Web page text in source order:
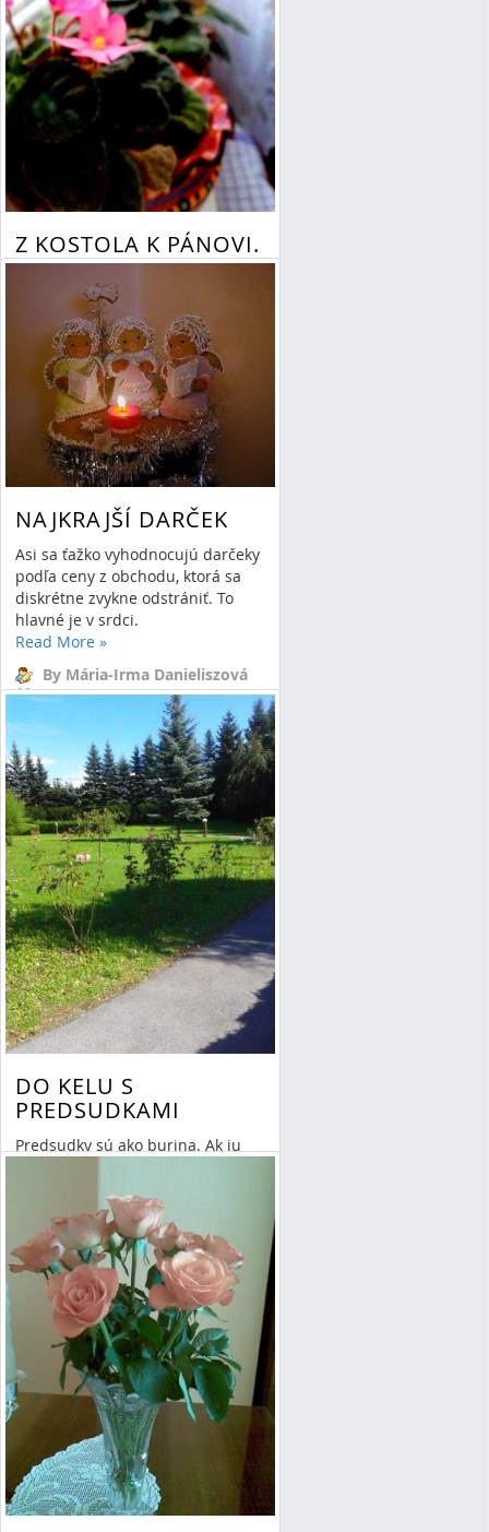
By Mária-Irma Danieliszová
04/01/16 13:19 3 Comments
deti
rodičia
sviatky
osamelosť
príkaz či
potreba
Z KOSTOLA K PÁNOVI.
Rada píšem na svojich stránkach
o obyčajných ľuďoch, ktorí
prostými skutkami lásky oslavujú
Pána.
Read More»
By Mária-Irma Danieliszová
02/01/16 13:09 1 Comment
večnosť
jednoduchosť
odchod
vernosť
pán odmieńa
NAJKRAJŠÍ DARČEK
Asi sa ťažko vyhodnocujú darčeky
podľa ceny z obchodu, ktorá sa
diskrétne zvykne odstrániť. To
hlavné je v srdci.
Read More »
By Mária-Irma Danieliszová
31/12/15 15:03 2 Comments
radosť
darčeky
piesne
vianoce
DO KELU S
PREDSUDKAMI
Predsudky sú ako burina. Ak ju
Read More»
By Mária-Irma Danieliszová
22/08/15 18:47 3 Comments
radosť
stretnutie
obnova
sústredenie
cesta
oddych
spočívanie v božej
prítomnosti
uševné a
duchovné zdravie
veľký dar